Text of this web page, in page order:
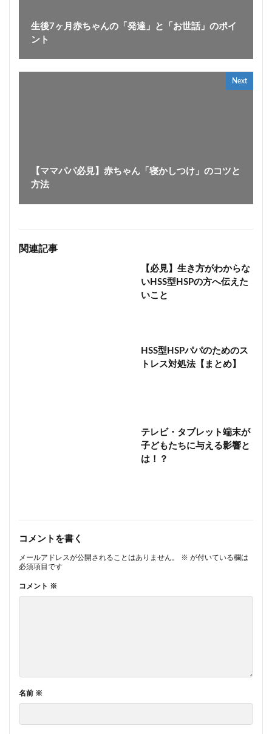
生後7ヶ月赤ちゃんの「発達」と「お世話」のポイ
ント
Next
【ママパパ必見】赤ちゃん「寝かしつけ」のコツと
方法
関連記事
【必見】生き方がわからな
いHSS型HSPの方へ伝えた
いこと
HSS型HSPパパのためのス
トレス対処法【まとめ】
テレビ・タブレット端末が
子どもたちに与える影響と
は！？
コメントを書く
メールアドレスが公開されることはありません。 ※ が付いている欄は
必須項目です
コメント ※
名前 ※